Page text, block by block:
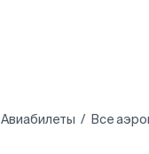
Авиабилеты Все